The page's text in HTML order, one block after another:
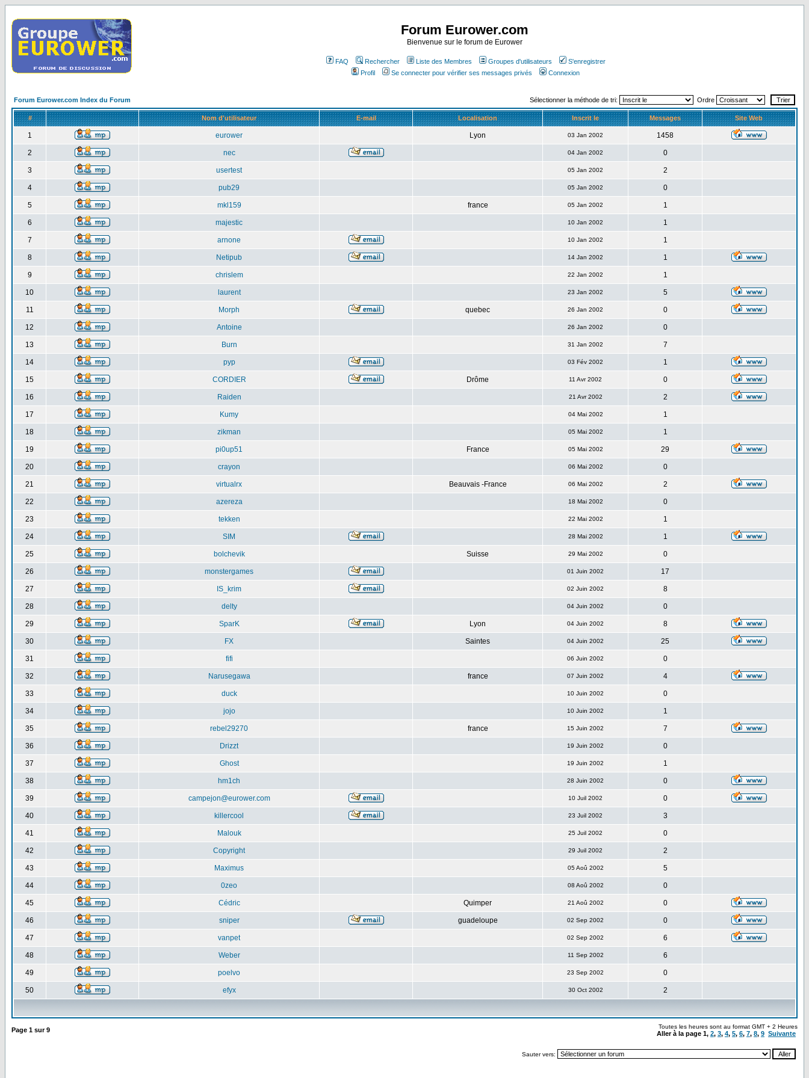
Forum Eurower.com
Bienvenue sur le forum de Eurower
FAQ Rechercher Liste des Membres Groupes d'utilisateurs
S'enregistrer
Profil
Se connecter pour vérifier ses messages privés Connexion
Forum Eurower.com Index du Forum Sélectionner la méthode de tri: Ordre
# Nom d'utilisateur E-mail Localisation Inscrit le Messages Site Web
1 eurower Lyon 03 Jan 2002 1458
2 nec 04 Jan 2002 0
3 usertest 05 Jan 2002 2
4 pub29 05 Jan 2002 0
5 mkl159 france 05 Jan 2002 1
6 majestic 10 Jan 2002 1
7 arnone 10 Jan 2002 1
8 Netipub 14 Jan 2002 1
9 chrislem 22 Jan 2002 1
10 laurent 23 Jan 2002 5
11 Morph quebec 26 Jan 2002 0
12 Antoine 26 Jan 2002 0
13 Burn 31 Jan 2002 7
14 pyp 03 Fév 2002 1
15 CORDIER Drôme 11 Avr 2002 0
16 Raiden 21 Avr 2002 2
17 Kumy 04 Mai 2002 1
18 zikman 05 Mai 2002 1
19 pi0up51 France 05 Mai 2002 29
20 crayon 06 Mai 2002 0
21 virtualrx Beauvais -France 06 Mai 2002 2
22 azereza 18 Mai 2002 0
23 tekken 22 Mai 2002 1
24 SIM 28 Mai 2002 1
25 bolchevik Suisse 29 Mai 2002 0
26 monstergames 01 Juin 2002 17
27 IS_krim 02 Juin 2002 8
28 delty 04 Juin 2002 0
29 SparK Lyon 04 Juin 2002 8
30 FX Saintes 04 Juin 2002 25
31 fifi 06 Juin 2002 0
32 Narusegawa france 07 Juin 2002 4
33 duck 10 Juin 2002 0
34 jojo 10 Juin 2002 1
35 rebel29270 france 15 Juin 2002 7
36 Drizzt 19 Juin 2002 0
37 Ghost 19 Juin 2002 1
38 hm1ch 28 Juin 2002 0
39 campejon@eurower.com 10 Juil 2002 0
40 killercool 23 Juil 2002 3
41 Malouk 25 Juil 2002 0
42 Copyright 29 Juil 2002 2
43 Maximus 05 Aoû 2002 5
44 0zeo 08 Aoû 2002 0
45 Cédric Quimper 21 Aoû 2002 0
46 sniper guadeloupe 02 Sep 2002 0
47 vanpet 02 Sep 2002 6
48 Weber 11 Sep 2002 6
49 poelvo 23 Sep 2002 0
50 efyx 30 Oct 2002 2
Page 1 sur9 Toutes les heures sont au format GMT + 2 Heures
Aller à la page 1, 2, 3, 4, 5, 6, 7, 8, 9 Suivante
Sauter vers: